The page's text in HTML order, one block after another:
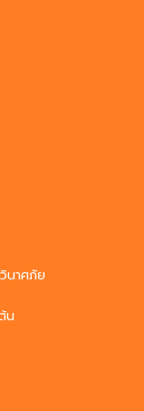
นาศภัย
น